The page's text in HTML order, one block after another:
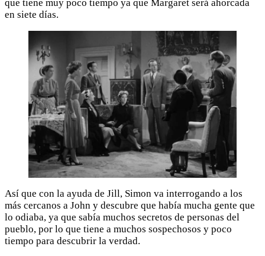
que tiene muy poco tiempo ya que Margaret será ahorcada
en siete días.
Así que con la ayuda de Jill, Simon va interrogando a los
más cercanos a John y descubre que había mucha gente que
lo odiaba, ya que sabía muchos secretos de personas del
pueblo, por lo que tiene a muchos sospechosos y poco
tiempo para descubrir la verdad.